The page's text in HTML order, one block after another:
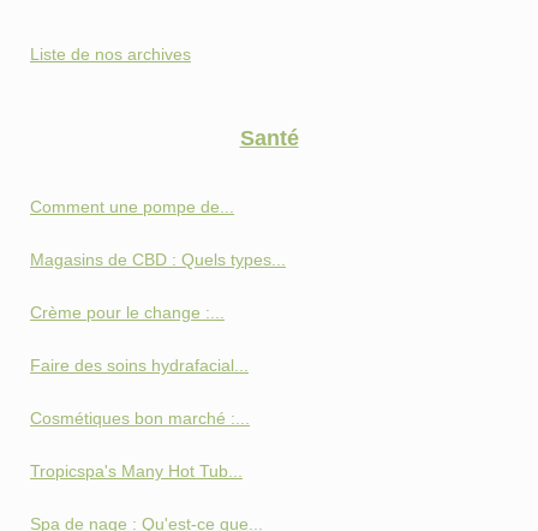
Liste de nos archives
Santé
Comment une pompe de...
Magasins de CBD : Quels types...
Crème pour le change :...
Faire des soins hydrafacial...
Cosmétiques bon marché :...
Tropicspa's Many Hot Tub...
Spa de nage : Qu'est-ce que...